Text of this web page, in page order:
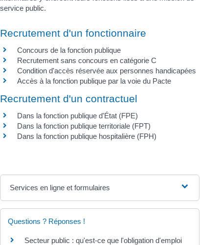
service public.
Recrutement d'un fonctionnaire
Concours de la fonction publique
Recrutement sans concours en catégorie C
Condition d'accès réservée aux personnes handicapées
Accès à la fonction publique par la voie du Pacte
Recrutement d'un contractuel
Dans la fonction publique d'État (FPE)
Dans la fonction publique territoriale (FPT)
Dans la fonction publique hospitalière (FPH)
Services en ligne et formulaires
Questions ? Réponses !
Secteur public : qu'est-ce que l'obligation d'emploi